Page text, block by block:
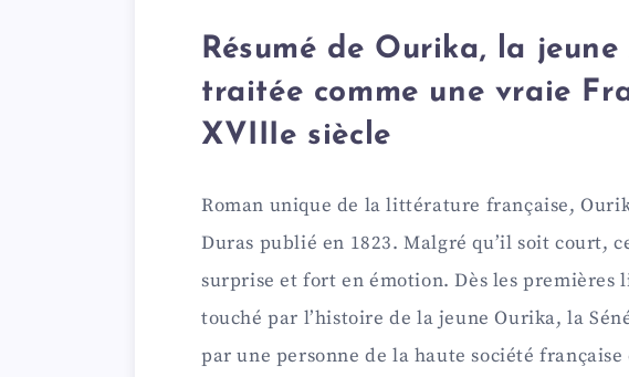
Résumé de Ourika, la
traitée comme une vraie
XVIIIe siècle
Roman unique de la littérature française,
Duras publié en 1823. Malgré qu’il soit court,
surprise et fort en émotion. Dès les premières
touché par l’histoire de la jeune Ourika, la
par une personne de la haute société française